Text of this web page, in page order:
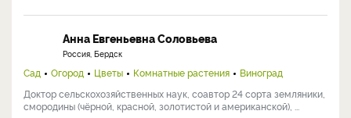
Анна Евгеньевна Соловьева
Россия, Бердск
Сад Огород Цветы Комнатные растения
Виноград
Доктор сельскохозяйственных наук, соавтор 24 сорта земляники,
смородины (чёрной, красной, золотистой и американской), ...